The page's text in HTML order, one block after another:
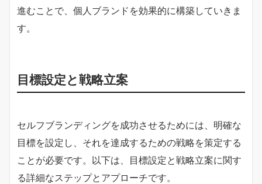
進むことで、個人ブランドを効果的に構築していきま
す。
目標設定と戦略立案
セルフブランディングを成功させるためには、明確な
目標を設定し、それを達成するための戦略を策定する
ことが必要です。以下は、目標設定と戦略立案に関す
る詳細なステップとアプローチです。